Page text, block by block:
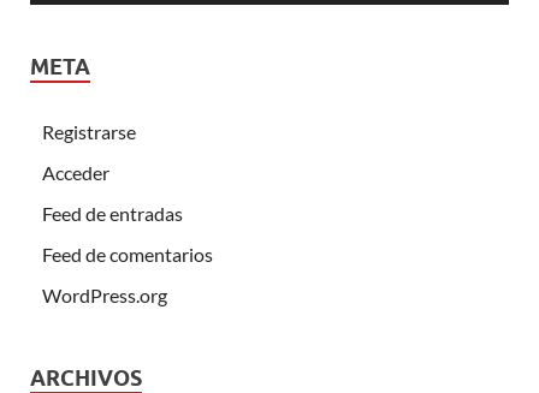
META
Registrarse
Acceder
Feed de entradas
Feed de comentarios
WordPress.org
ARCHIVOS